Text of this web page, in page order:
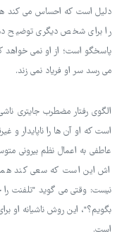
دلیل است که احساس می کند
را برای شخص دیگری توضیح
پاسخگو است؛ از او نمی خواهد
می رسد سر او فریاد نمی زند.
الگوی رفتار مضطرب جایتری
است که او آن ها را ناپایدار و
عاطفی به اعمال نظم بیرونی
اش این است که سعی کند همه
نیست: وقتی می گوید "تلفنت را
بگویم؟"، این روش ناشیانه او
است.